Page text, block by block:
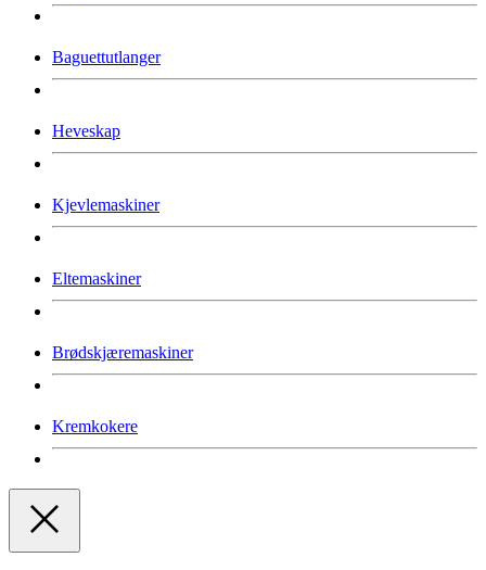
Baguettutlanger
Heveskap
Kjevlemaskiner
Eltemaskiner
Brødskjæremaskiner
Kremkokere